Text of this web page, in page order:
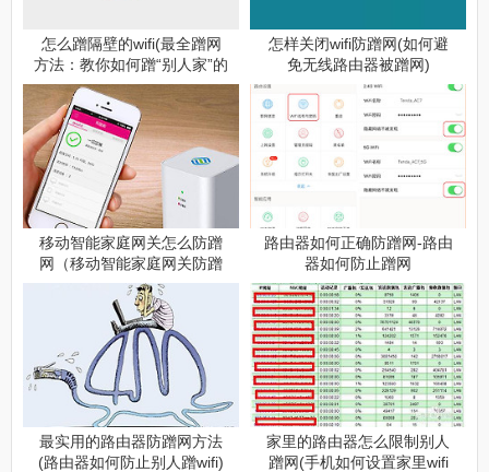
怎么蹭隔壁的wifi(最全蹭网
方法：教你如何蹭“别人家”的
网，及如何防蹭网？)
怎样关闭wifi防蹭网(如何避
免无线路由器被蹭网)
移动智能家庭网关怎么防蹭
网（移动智能家庭网关防蹭
网方法）
路由器如何正确防蹭网-路由
器如何防止蹭网
最实用的路由器防蹭网方法
(路由器如何防止别人蹭wifi)
家里的路由器怎么限制别人
蹭网(手机如何设置家里wifi